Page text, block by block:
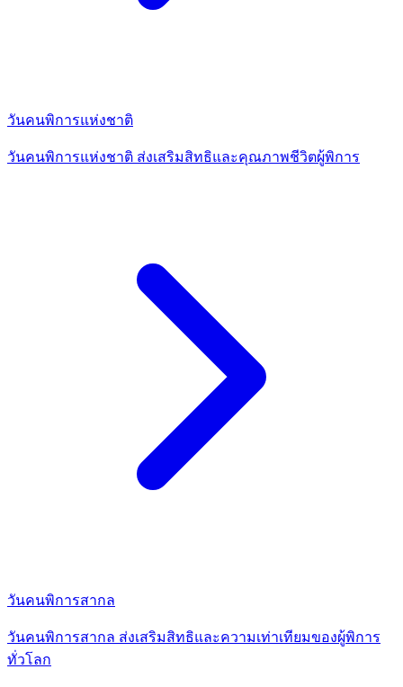
วันคนพิการแห่งชาติ
วันคนพิการแห่งชาติ ส่งเสริมสิทธิและคุณภาพชีวิตผู้พิการ
วันคนพิการสากล
วันคนพิการสากล ส่งเสริมสิทธิและความเท่าเทียมของผู้พิการ
ทั่วโลก